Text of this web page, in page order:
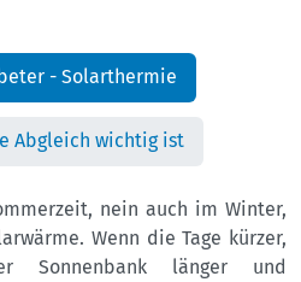
- Solarthermie
Abgleich wichtig ist
nein auch im Winter,
Wenn die Tage kürzer,
Sonnenbank länger und